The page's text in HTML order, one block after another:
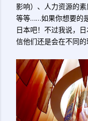
影响）、人力资源的素
等等……如果你想要的
日本吧！不过我说，
信他们还是会在不同的